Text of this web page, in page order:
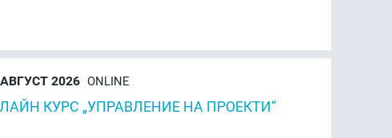
2026 ONLINE
КУРС „УПРАВЛЕНИЕ НА ПРОЕКТИ“